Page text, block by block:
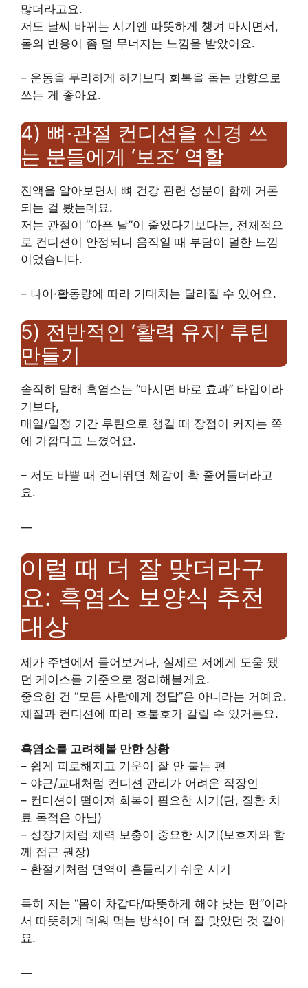
많더라고요.
저도 날씨 바뀌는 시기엔 따뜻하게 챙겨 마시면서,
몸의 반응이 좀 덜 무너지는 느낌을 받았어요.
– 운동을 무리하게 하기보다 회복을 돕는 방향으로
쓰는 게 좋아요.
4) 뼈·관절 컨디션을 신경 쓰
는 분들에게 ‘보조’ 역할
진액을 알아보면서 뼈 건강 관련 성분이 함께 거론
되는 걸 봤는데요.
저는 관절이 “아픈 날”이 줄었다기보다는, 전체적으
로 컨디션이 안정되니 움직일 때 부담이 덜한 느낌
이었습니다.
– 나이·활동량에 따라 기대치는 달라질 수 있어요.
5) 전반적인 ‘활력 유지’ 루틴
만들기
솔직히 말해 흑염소는 “마시면 바로 효과” 타입이라
기보다,
매일/일정 기간 루틴으로 챙길 때 장점이 커지는 쪽
에 가깝다고 느꼈어요.
– 저도 바쁠 때 건너뛰면 체감이 확 줄어들더라고
요.
—
이럴 때 더 잘 맞더라구
요: 흑염소 보양식 추천
대상
제가 주변에서 들어보거나, 실제로 저에게 도움 됐
던 케이스를 기준으로 정리해볼게요.
중요한 건 “모든 사람에게 정답”은 아니라는 거예요.
체질과 컨디션에 따라 호불호가 갈릴 수 있거든요.
흑염소를 고려해볼 만한 상황
– 쉽게 피로해지고 기운이 잘 안 붙는 편
– 야근/교대처럼 컨디션 관리가 어려운 직장인
– 컨디션이 떨어져 회복이 필요한 시기(단, 질환 치
료 목적은 아님)
– 성장기처럼 체력 보충이 중요한 시기(보호자와 함
께 접근 권장)
– 환절기처럼 면역이 흔들리기 쉬운 시기
특히 저는 “몸이 차갑다/따뜻하게 해야 낫는 편”이라
서 따뜻하게 데워 먹는 방식이 더 잘 맞았던 것 같아
요.
—